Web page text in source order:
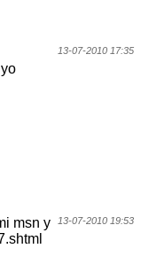
13-07-2010 17:35
13-07-2010 19:53
msn y